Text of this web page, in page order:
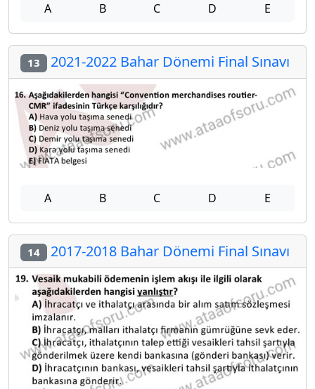
A B C D E
13 2021-2022 Bahar Dönemi Final Sınavı
A B C D E
14 2017-2018 Bahar Dönemi Final Sınavı